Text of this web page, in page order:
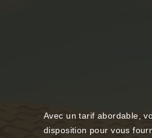
Avec un tarif abordable,
disposition pour vous